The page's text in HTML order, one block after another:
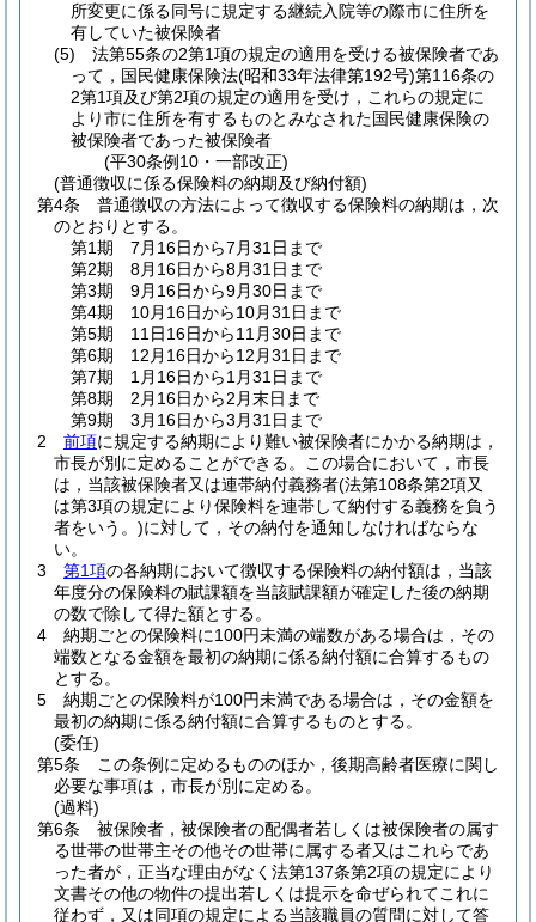
所変更に係る同号に規定する継続入院等の際市に住所を
有していた被保険者
(5)
法第55条の2第1項の規定の適用を受ける被保険者であ
って，国民健康保険法(昭和33年法律第192号)第116条の
2第1項及び第2項の規定の適用を受け，これらの規定に
より市に住所を有するものとみなされた国民健康保険の
被保険者であった被保険者
(平30条例10・一部改正)
(普通徴収に係る保険料の納期及び納付額)
第4条
普通徴収の方法によって徴収する保険料の納期は，次
のとおりとする。
第1期 7月16日から7月31日まで
第2期 8月16日から8月31日まで
第3期 9月16日から9月30日まで
第4期 10月16日から10月31日まで
第5期 11日16日から11月30日まで
第6期 12月16日から12月31日まで
第7期 1月16日から1月31日まで
第8期 2月16日から2月末日まで
第9期 3月16日から3月31日まで
2
前項に規定する納期により難い被保険者にかかる納期は，
市長が別に定めることができる。
この場合において，市長
は，当該被保険者又は連帯納付義務者(法第108条第2項又
は第3項の規定により保険料を連帯して納付する義務を負う
者をいう。)に対して，その納付を通知しなければならな
い。
3
第1項の各納期において徴収する保険料の納付額は，当該
年度分の保険料の賦課額を当該賦課額が確定した後の納期
の数で除して得た額とする。
4
納期ごとの保険料に100円未満の端数がある場合は，その
端数となる金額を最初の納期に係る納付額に合算するもの
とする。
5
納期ごとの保険料が100円未満である場合は，その金額を
最初の納期に係る納付額に合算するものとする。
(委任)
第5条
この条例に定めるもののほか，後期高齢者医療に関し
必要な事項は，市長が別に定める。
(過料)
第6条
被保険者，被保険者の配偶者若しくは被保険者の属す
る世帯の世帯主その他その世帯に属する者又はこれらであ
った者が，正当な理由がなく法第137条第2項の規定により
文書その他の物件の提出若しくは提示を命ぜられてこれに
従わず，又は同項の規定による当該職員の質問に対して答